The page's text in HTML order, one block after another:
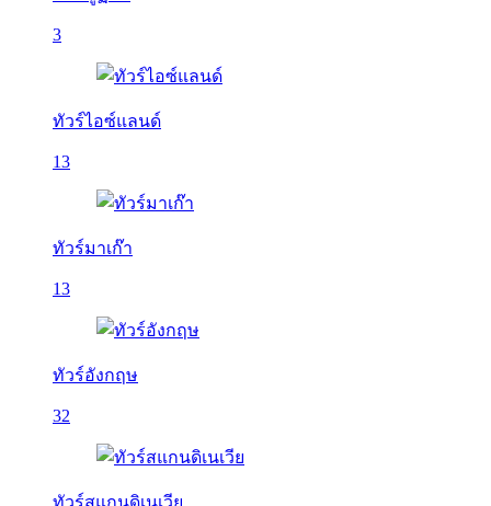
3
ทัวร์ไอซ์แลนด์
13
ทัวร์มาเก๊า
13
ทัวร์อังกฤษ
32
ทัวร์สแกนดิเนเวีย